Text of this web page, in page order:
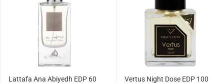
Lattafa Ana Abiyedh EDP 60
Vertus Night Dose EDP 100